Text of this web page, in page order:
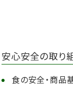
安心安全の取り
食の安全・商品